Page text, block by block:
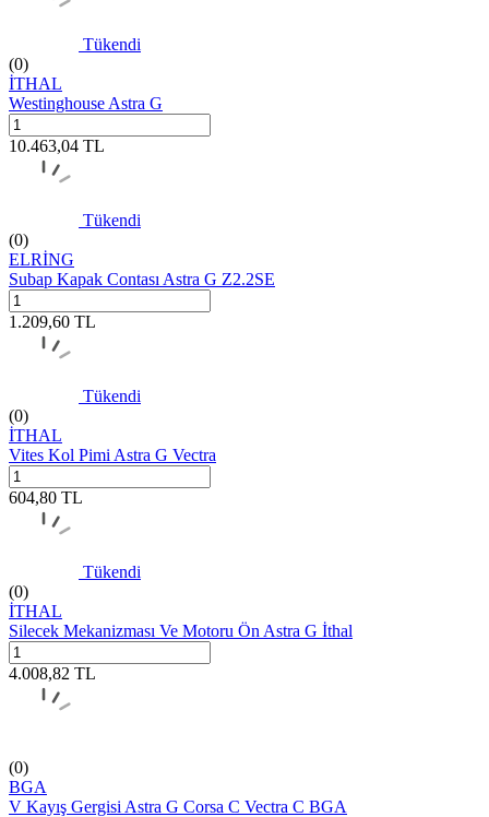
Tükendi
(0)
İTHAL
Westinghouse Astra G
10.463,04 TL
Tükendi
(0)
ELRİNG
Subap Kapak Contası Astra G Z2.2SE
1.209,60 TL
Tükendi
(0)
İTHAL
Vites Kol Pimi Astra G Vectra
604,80 TL
Tükendi
(0)
İTHAL
Silecek Mekanizması Ve Motoru Ön Astra G İthal
4.008,82 TL
(0)
BGA
V Kayış Gergisi Astra G Corsa C Vectra C BGA